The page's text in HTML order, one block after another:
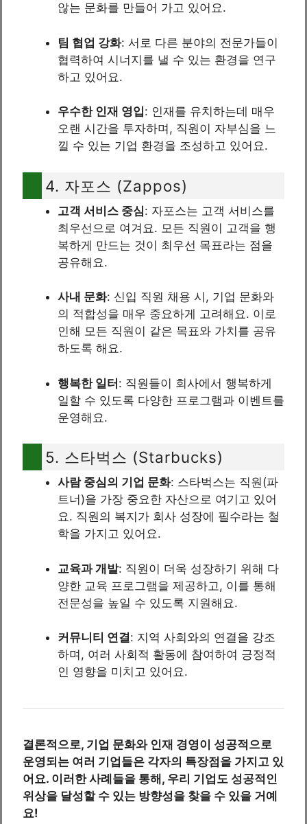
않는 문화를 만들어 가고 있어요.
팀 협업 강화: 서로 다른 분야의 전문가들이
협력하여 시너지를 낼 수 있는 환경을 연구
하고 있어요.
우수한 인재 영입: 인재를 유치하는데 매우
오랜 시간을 투자하며, 직원이 자부심을 느
낄 수 있는 기업 환경을 조성하고 있어요.
4. 자포스 (Zappos)
고객 서비스 중심: 자포스는 고객 서비스를
최우선으로 여겨요. 모든 직원이 고객을 행
복하게 만드는 것이 최우선 목표라는 점을
공유해요.
사내 문화: 신입 직원 채용 시, 기업 문화와
의 적합성을 매우 중요하게 고려해요. 이로
인해 모든 직원이 같은 목표와 가치를 공유
하도록 해요.
행복한 일터: 직원들이 회사에서 행복하게
일할 수 있도록 다양한 프로그램과 이벤트를
운영해요.
5. 스타벅스 (Starbucks)
사람 중심의 기업 문화: 스타벅스는 직원(파
트너)을 가장 중요한 자산으로 여기고 있어
요. 직원의 복지가 회사 성장에 필수라는 철
학을 가지고 있어요.
교육과 개발: 직원이 더욱 성장하기 위해 다
양한 교육 프로그램을 제공하고, 이를 통해
전문성을 높일 수 있도록 지원해요.
커뮤니티 연결: 지역 사회와의 연결을 강조
하며, 여러 사회적 활동에 참여하여 긍정적
인 영향을 미치고 있어요.
결론적으로, 기업 문화와 인재 경영이 성공적으로
운영되는 여러 기업들은 각자의 특장점을 가지고 있
어요. 이러한 사례들을 통해, 우리 기업도 성공적인
위상을 달성할 수 있는 방향성을 찾을 수 있을 거예
요!